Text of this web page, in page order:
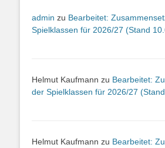
admin zu Bearbeitet:
Spielklassen für 2026/27 (Stand
Helmut Kaufmann zu Bearbeitet:
der Spielklassen für 2026/27
Helmut Kaufmann zu Bearbeitet: